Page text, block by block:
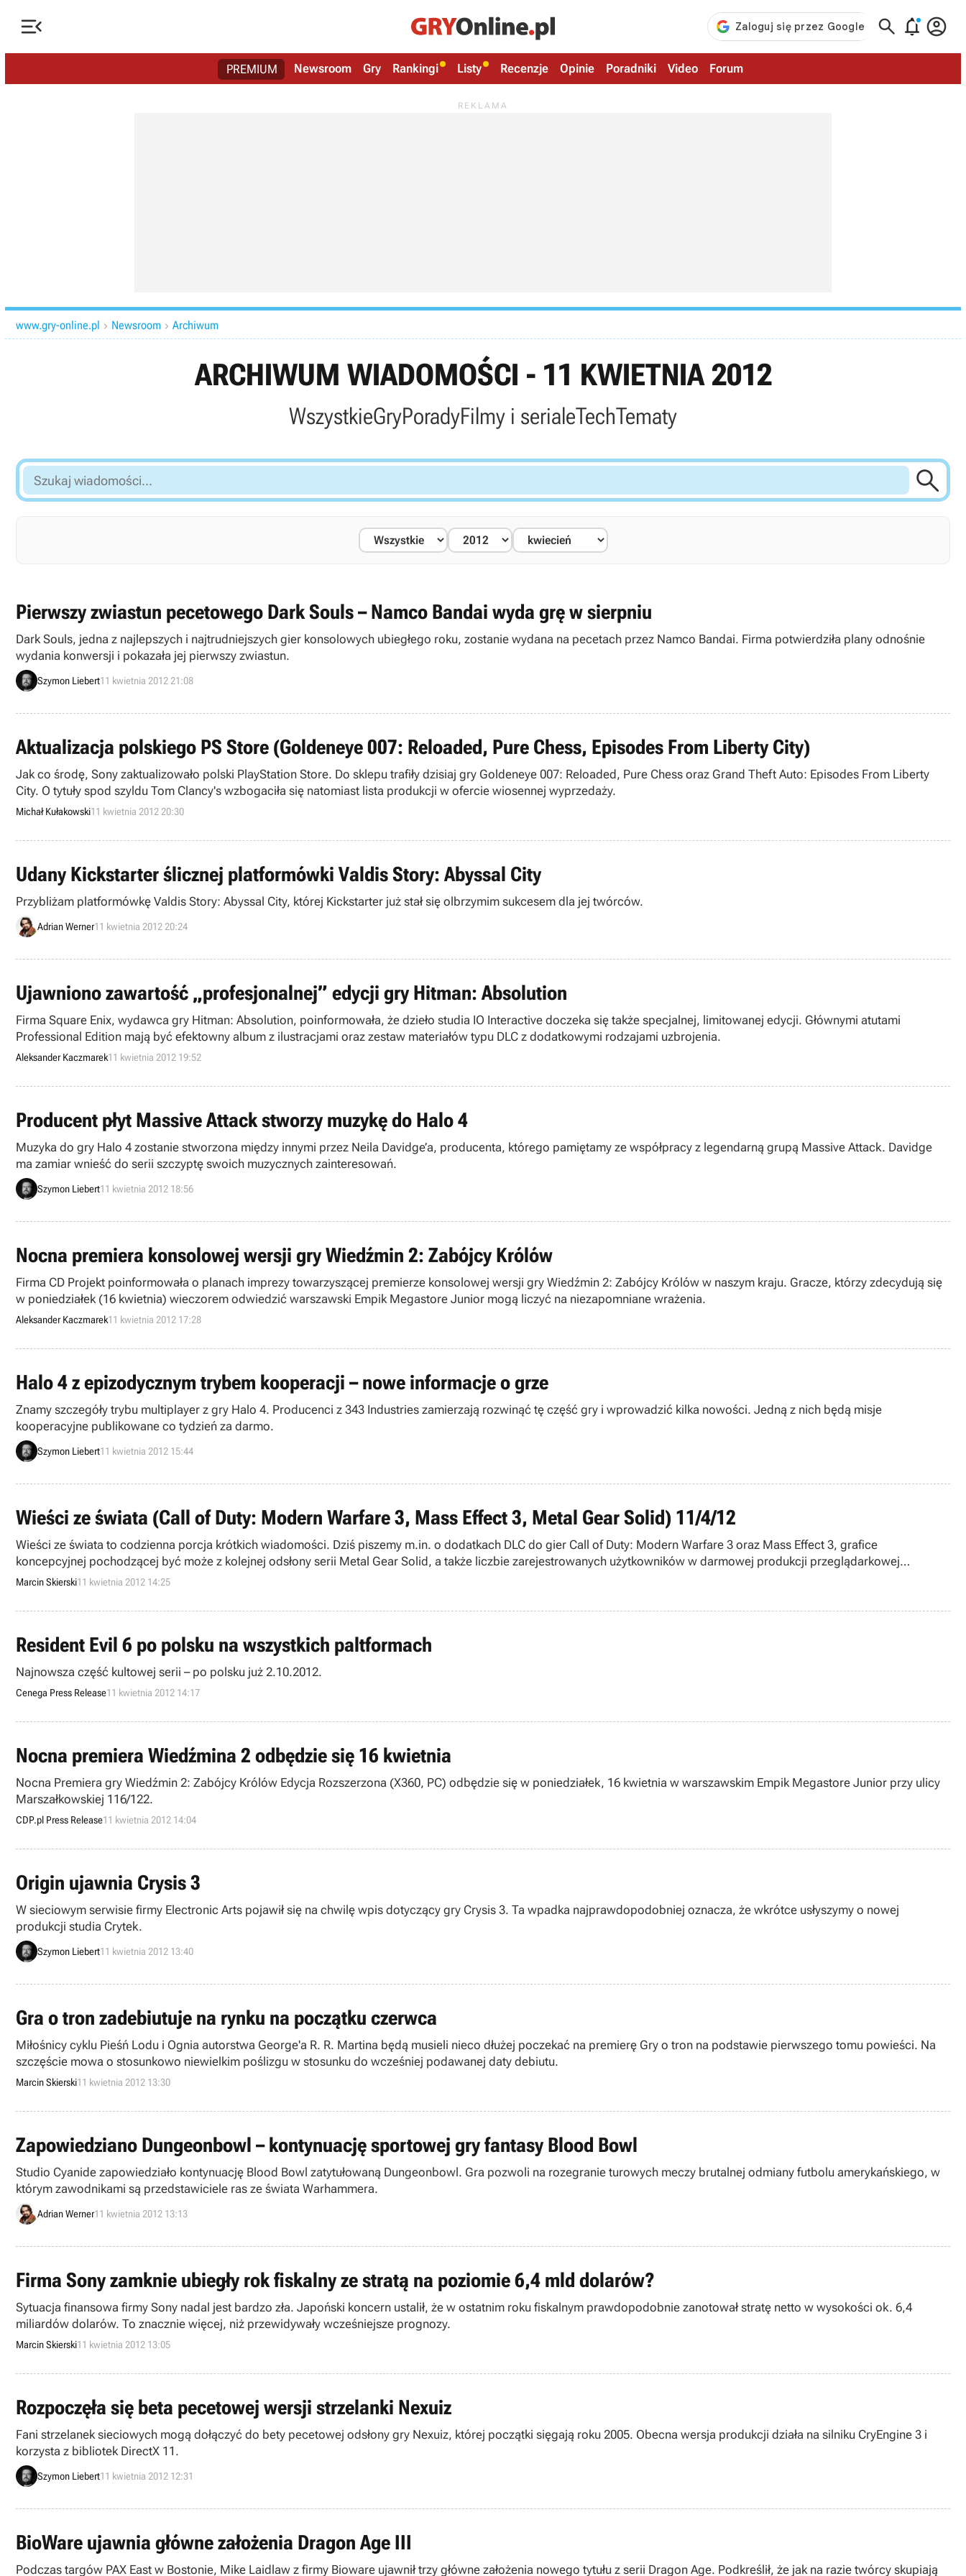
   
PREMIUM Newsroom Gry Rankingi Listy Recenzje Opinie Poradniki Video Forum
www.gry-online.pl  Newsroom  Archiwum
ARCHIWUM WIADOMOŚCI - 11 KWIETNIA 2012
WszystkieGryPoradyFilmy i serialeTechTematy
Szukaj
wiadomości...

Pierwszy zwiastun pecetowego Dark Souls – Namco Bandai wyda grę w sierpniu
Dark Souls, jedna z najlepszych i najtrudniejszych gier konsolowych ubiegłego roku, zostanie wydana na pecetach przez Namco Bandai. Firma potwierdziła plany odnośnie
wydania konwersji i pokazała jej pierwszy zwiastun.
Szymon Liebert11 kwietnia 2012 21:08
Aktualizacja polskiego PS Store (Goldeneye 007: Reloaded, Pure Chess, Episodes From Liberty City)
Jak co środę, Sony zaktualizowało polski PlayStation Store. Do sklepu trafiły dzisiaj gry Goldeneye 007: Reloaded, Pure Chess oraz Grand Theft Auto: Episodes From Liberty
City. O tytuły spod szyldu Tom Clancy's wzbogaciła się natomiast lista produkcji w ofercie wiosennej wyprzedaży.
Michał Kułakowski11 kwietnia 2012 20:30
Udany Kickstarter ślicznej platformówki Valdis Story: Abyssal City
Przybliżam platformówkę Valdis Story: Abyssal City, której Kickstarter już stał się olbrzymim sukcesem dla jej twórców.
Adrian Werner11 kwietnia 2012 20:24
Ujawniono zawartość „profesjonalnej” edycji gry Hitman: Absolution
Firma Square Enix, wydawca gry Hitman: Absolution, poinformowała, że dzieło studia IO Interactive doczeka się także specjalnej, limitowanej edycji. Głównymi atutami
Professional Edition mają być efektowny album z ilustracjami oraz zestaw materiałów typu DLC z dodatkowymi rodzajami uzbrojenia.
Aleksander Kaczmarek11 kwietnia 2012 19:52
Producent płyt Massive Attack stworzy muzykę do Halo 4
Muzyka do gry Halo 4 zostanie stworzona między innymi przez Neila Davidge’a, producenta, którego pamiętamy ze współpracy z legendarną grupą Massive Attack. Davidge
ma zamiar wnieść do serii szczyptę swoich muzycznych zainteresowań.
Szymon Liebert11 kwietnia 2012 18:56
Nocna premiera konsolowej wersji gry Wiedźmin 2: Zabójcy Królów
Firma CD Projekt poinformowała o planach imprezy towarzyszącej premierze konsolowej wersji gry Wiedźmin 2: Zabójcy Królów w naszym kraju. Gracze, którzy zdecydują się
w poniedziałek (16 kwietnia) wieczorem odwiedzić warszawski Empik Megastore Junior mogą liczyć na niezapomniane wrażenia.
Aleksander Kaczmarek11 kwietnia 2012 17:28
Halo 4 z epizodycznym trybem kooperacji – nowe informacje o grze
Znamy szczegóły trybu multiplayer z gry Halo 4. Producenci z 343 Industries zamierzają rozwinąć tę część gry i wprowadzić kilka nowości. Jedną z nich będą misje
kooperacyjne publikowane co tydzień za darmo.
Szymon Liebert11 kwietnia 2012 15:44
Wieści ze świata (Call of Duty: Modern Warfare 3, Mass Effect 3, Metal Gear Solid) 11/4/12
Wieści ze świata to codzienna porcja krótkich wiadomości. Dziś piszemy m.in. o dodatkach DLC do gier Call of Duty: Modern Warfare 3 oraz Mass Effect 3, grafice
koncepcyjnej pochodzącej być może z kolejnej odsłony serii Metal Gear Solid, a także liczbie zarejestrowanych użytkowników w darmowej produkcji przeglądarkowej
Drakensang Online.
Marcin Skierski11 kwietnia 2012 14:25
Resident Evil 6 po polsku na wszystkich paltformach
Najnowsza część kultowej serii – po polsku już 2.10.2012.
Cenega Press Release11 kwietnia 2012 14:17
Nocna premiera Wiedźmina 2 odbędzie się 16 kwietnia
Nocna Premiera gry Wiedźmin 2: Zabójcy Królów Edycja Rozszerzona (X360, PC) odbędzie się w poniedziałek, 16 kwietnia w warszawskim Empik Megastore Junior przy ulicy
Marszałkowskiej 116/122.
CDP.pl Press Release11 kwietnia 2012 14:04
Origin ujawnia Crysis 3
W sieciowym serwisie firmy Electronic Arts pojawił się na chwilę wpis dotyczący gry Crysis 3. Ta wpadka najprawdopodobniej oznacza, że wkrótce usłyszymy o nowej
produkcji studia Crytek.
Szymon Liebert11 kwietnia 2012 13:40
Gra o tron zadebiutuje na rynku na początku czerwca
Miłośnicy cyklu Pieśń Lodu i Ognia autorstwa George'a R. R. Martina będą musieli nieco dłużej poczekać na premierę Gry o tron na podstawie pierwszego tomu powieści. Na
szczęście mowa o stosunkowo niewielkim poślizgu w stosunku do wcześniej podawanej daty debiutu.
Marcin Skierski11 kwietnia 2012 13:30
Zapowiedziano Dungeonbowl – kontynuację sportowej gry fantasy Blood Bowl
Studio Cyanide zapowiedziało kontynuację Blood Bowl zatytułowaną Dungeonbowl. Gra pozwoli na rozegranie turowych meczy brutalnej odmiany futbolu amerykańskiego, w
którym zawodnikami są przedstawiciele ras ze świata Warhammera.
Adrian Werner11 kwietnia 2012 13:13
Firma Sony zamknie ubiegły rok fiskalny ze stratą na poziomie 6,4 mld dolarów?
Sytuacja finansowa firmy Sony nadal jest bardzo zła. Japoński koncern ustalił, że w ostatnim roku fiskalnym prawdopodobnie zanotował stratę netto w wysokości ok. 6,4
miliardów dolarów. To znacznie więcej, niż przewidywały wcześniejsze prognozy.
Marcin Skierski11 kwietnia 2012 13:05
Rozpoczęła się beta pecetowej wersji strzelanki Nexuiz
Fani strzelanek sieciowych mogą dołączyć do bety pecetowej odsłony gry Nexuiz, której początki sięgają roku 2005. Obecna wersja produkcji działa na silniku CryEngine 3 i
korzysta z bibliotek DirectX 11.
Szymon Liebert11 kwietnia 2012 12:31
BioWare ujawnia główne założenia Dragon Age III
Podczas targów PAX East w Bostonie, Mike Laidlaw z firmy Bioware ujawnił trzy główne założenia nowego tytułu z serii Dragon Age. Podkreślił, że jak na razie twórcy skupiają